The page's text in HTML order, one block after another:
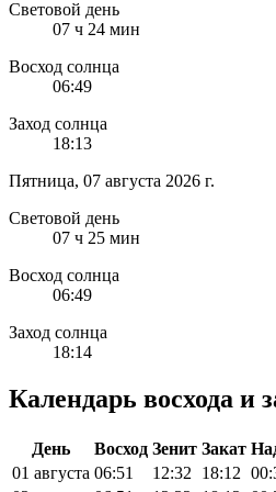
Световой день
07 ч 24 мин
Восход солнца
06:49
Заход солнца
18:13
Пятница, 07 августа 2026 г.
Световой день
07 ч 25 мин
Восход солнца
06:49
Заход солнца
18:14
Календарь восхода и
День Восход Зенит Закат
01 августа 06:51 12:32 18:12